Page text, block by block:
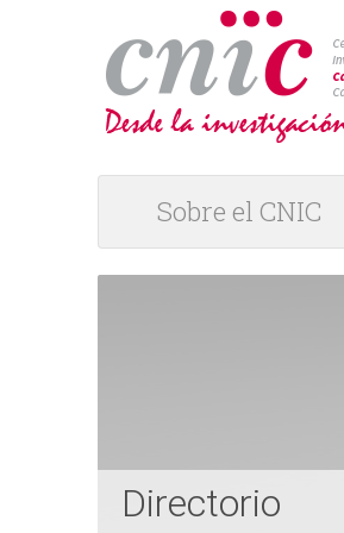
e
P
Sobre el CNIC
Directorio